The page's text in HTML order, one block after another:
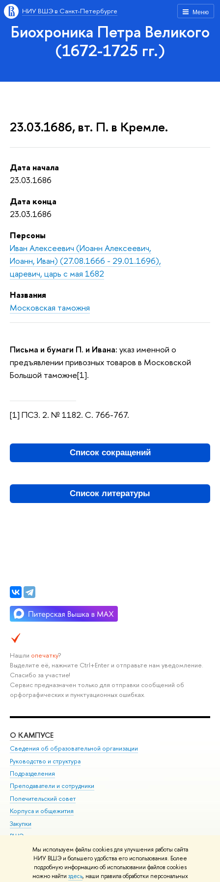
Мы используем файлы cookies для улучшения работы сайта
НИУ ВШЭ и большего удобства его использования. Более
подробную информацию об использовании файлов cookies
можно найти здесь, наши правила обработки персональных
Меню
НИУ ВШЭ в Санкт-Петербурге
Биохроника Петра Великого
(1672-1725 гг.)
23.03.1686, вт. П. в Кремле.
Дата начала
23.03.1686
Дата конца
23.03.1686
Персоны
Иван Алексеевич (Иоанн Алексеевич,
Иоанн, Иван) (27.08.1666 - 29.01.1696),
царевич, царь с мая 1682
Названия
Московская таможня
Письма и бумаги П. и Ивана: указ именной о
предъявлении привозных товаров в Московской
Большой таможне[1].
[1] ПСЗ. 2. № 1182. С. 766-767.
Список сокращений
Список литературы
Нашли опечатку?
Выделите её, нажмите Ctrl+Enter и отправьте нам уведомление.
Спасибо за участие!
Сервис предназначен только для отправки сообщений об
орфографических и пунктуационных ошибках.
О КАМПУСЕ
Сведения об образовательной организации
Руководство и структура
Подразделения
Преподаватели и сотрудники
Попечительский совет
Корпуса и общежития
Закупки
ВШЭ для студентов с ограниченными возможностями
здоровья и инвалидностью
Версия для слабовидящих
Единая платежная страница